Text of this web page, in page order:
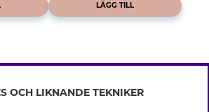
LÄGG TILL
INFO
OCH LIKNANDE TEKNIKER